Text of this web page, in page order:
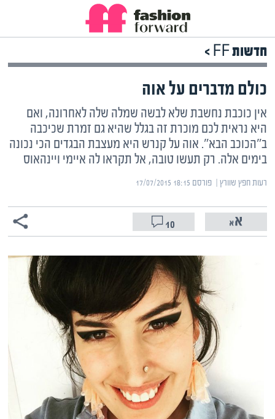
חדשות FF >
כולם מדברים על אוה
אין כוכבת נחשבת שלא לבשה שמלה שלה לאחרונה, ואם
היא נראית לכם מוכרת זה בגלל שהיא גם זמרת שכיכבה
ב"הכוכב הבא". אוה על קנרש היא מעצבת הבגדים הכי נכונה
בימים אלה. רק תעשו טובה, אל תקראו לה איימי ויינהאוס
רעות חפץ שוורץ | ‏פורסם ‎17/07/2015 18:15
10